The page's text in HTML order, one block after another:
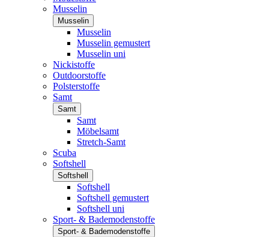
Musselin
Musselin
Musselin
Musselin gemustert
Musselin uni
Nickistoffe
Outdoorstoffe
Polsterstoffe
Samt
Samt
Samt
Möbelsamt
Stretch-Samt
Scuba
Softshell
Softshell
Softshell
Softshell gemustert
Softshell uni
Sport- & Bademodenstoffe
Sport- & Bademodenstoffe